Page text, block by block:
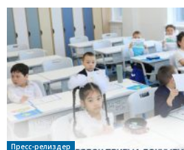
Пресс-релиздер